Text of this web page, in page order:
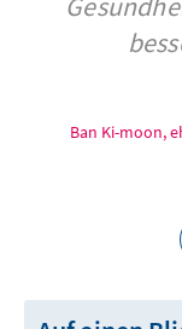
Ban Ki-moon,